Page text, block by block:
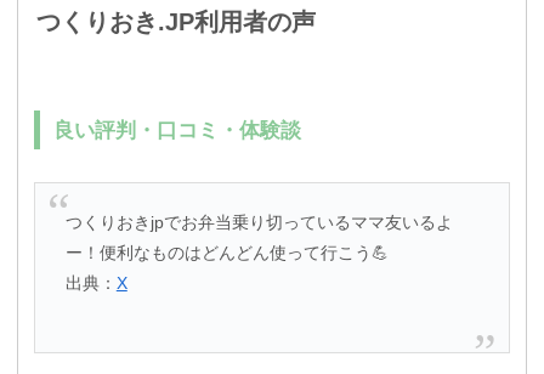
つくりおき.JP利用者の声
良い評判・口コミ・体験談
つくりおきjpでお弁当乗り切っているママ友いるよ
ー！便利なものはどんどん使って行こう💪
出典： X